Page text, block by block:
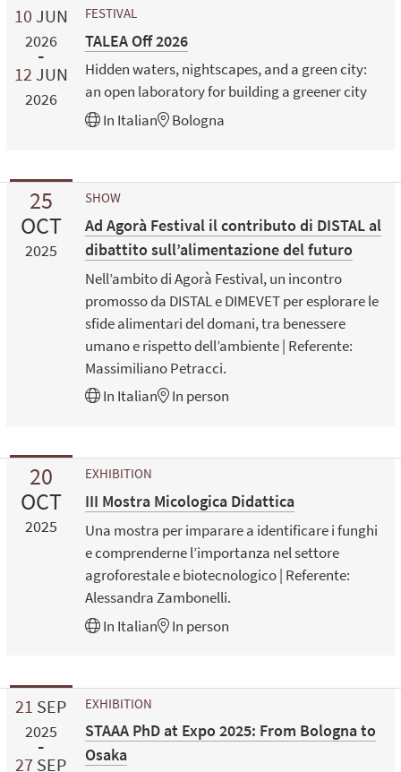
10 JUN
2026
12 JUN
2026
FESTIVAL
TALEA Off 2026
Hidden waters, nightscapes, and a green city:
an open laboratory for building a greener city
In Italian Bologna
25
OCT
2025
SHOW
Ad Agorà Festival il contributo di DISTAL al
dibattito sull’alimentazione del futuro
Nell’ambito di Agorà Festival, un incontro
promosso da DISTAL e DIMEVET per esplorare le
sfide alimentari del domani, tra benessere
umano e rispetto dell’ambiente | Referente:
Massimiliano Petracci.
In Italian In person
20
OCT
2025
EXHIBITION
III Mostra Micologica Didattica
Una mostra per imparare a identificare i funghi
e comprenderne l’importanza nel settore
agroforestale e biotecnologico | Referente:
Alessandra Zambonelli.
In Italian In person
21 SEP
2025
27 SEP
EXHIBITION
STAAA PhD at Expo 2025: From Bologna to
Osaka